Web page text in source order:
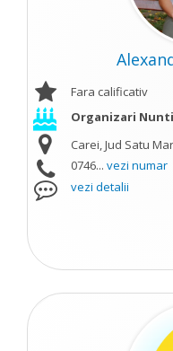
Fara calificativ
Organizari
Carei, Jud Satu
0746... vezi numar
vezi detalii